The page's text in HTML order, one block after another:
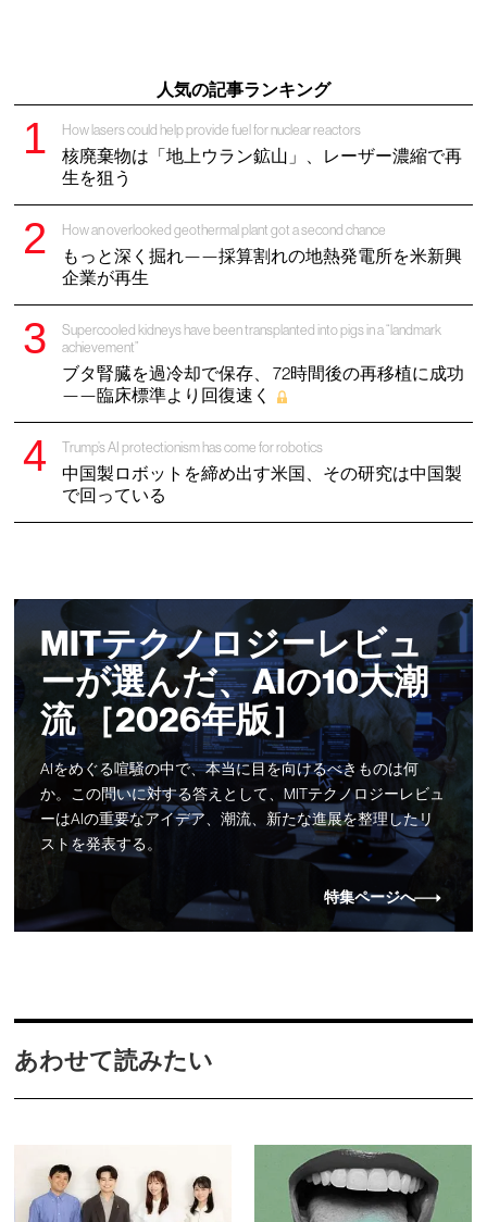
人気の記事ランキング
How lasers could help provide fuel for nuclear reactors
核廃棄物は「地上ウラン鉱山」、レーザー濃縮で再
生を狙う
How an overlooked geothermal plant got a second chance
もっと深く掘れ——採算割れの地熱発電所を米新興
企業が再生
Supercooled kidneys have been transplanted into pigs in a “landmark
achievement”
ブタ腎臓を過冷却で保存、 72時間後の再移植に成功
——臨床標準より回復速く
Trump’s AI protectionism has come for robotics
中国製ロボットを締め出す米国、その研究は中国製
で回っている
MITテクノロジーレビュ
ーが選んだ、AIの10大潮
流 ［2026年版］
AIをめぐる喧騒の中で、本当に目を向けるべきものは何
か。この問いに対する答えとして、MITテクノロジーレビュ
ーはAIの重要なアイデア、潮流、新たな進展を整理したリ
ストを発表する。
特集ページへ
あわせて読みたい